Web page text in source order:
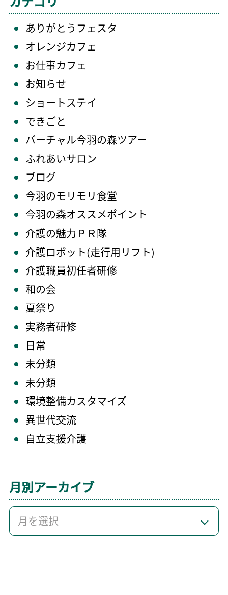
ありがとうフェスタ
オレンジカフェ
お仕事カフェ
お知らせ
ショートステイ
できごと
バーチャル今羽の森ツアー
ふれあいサロン
ブログ
今羽のモリモリ食堂
今羽の森オススメポイント
介護の魅力ＰＲ隊
介護ロボット(走行用リフト)
介護職員初任者研修
和の会
夏祭り
実務者研修
日常
未分類
未分類
環境整備カスタマイズ
異世代交流
自立支援介護
月別アーカイブ